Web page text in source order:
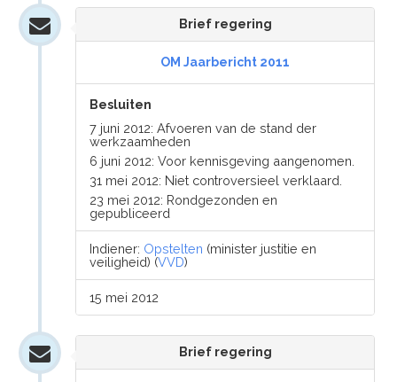
Brief regering
OM Jaarbericht 2011
Besluiten
7 juni 2012: Afvoeren van de stand der
werkzaamheden
6 juni 2012: Voor kennisgeving aangenomen.
31 mei 2012: Niet controversieel verklaard.
23 mei 2012: Rondgezonden en
gepubliceerd
Indiener: Opstelten (minister justitie en
veiligheid) (VVD)
15 mei 2012
Brief regering